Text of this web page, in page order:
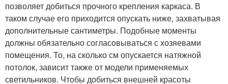
позволяет добиться прочного крепления каркаса. В
таком случае его приходится опускать ниже, захватывая
дополнительные сантиметры. Подобные моменты
должны обязательно согласовываться с хозяевами
помещения. То, на сколько см опускается натяжной
потолок, зависит также от модели применяемых
светильников. Чтобы добиться внешней красоты